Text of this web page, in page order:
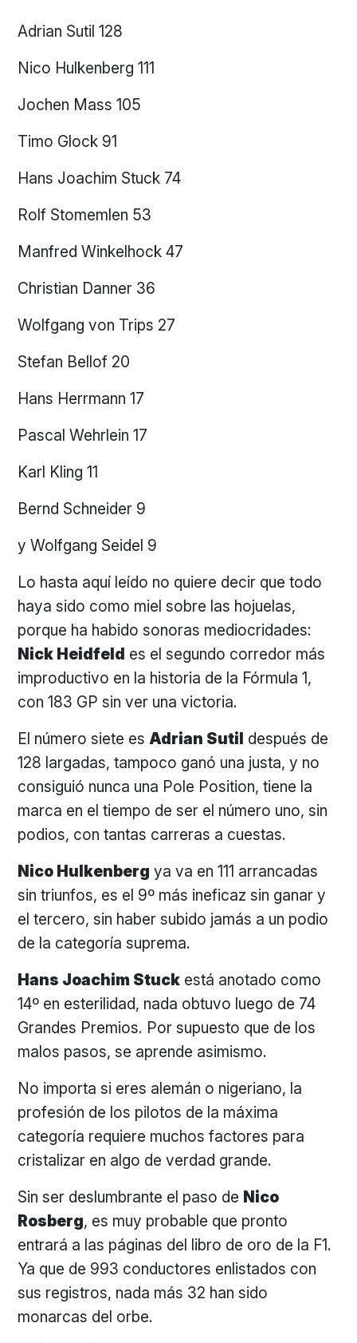
Adrian Sutil 128
Nico Hulkenberg 111
Jochen Mass 105
Timo Glock 91
Hans Joachim Stuck 74
Rolf Stomemlen 53
Manfred Winkelhock 47
Christian Danner 36
Wolfgang von Trips 27
Stefan Bellof 20
Hans Herrmann 17
Pascal Wehrlein 17
Karl Kling 11
Bernd Schneider 9
y Wolfgang Seidel 9
Lo hasta aquí leído no quiere decir que todo
haya sido como miel sobre las hojuelas,
porque ha habido sonoras mediocridades:
Nick Heidfeld es el segundo corredor más
improductivo en la historia de la Fórmula 1,
con 183 GP sin ver una victoria.
El número siete esAdrian Sutil después de
128 largadas, tampoco ganó una justa, y no
consiguió nunca una Pole Position, tiene la
marca en el tiempo de ser el número uno, sin
podios, con tantas carreras a cuestas.
Nico Hulkenberg ya va en 111 arrancadas
sin triunfos, es el 9º más ineficaz sin ganar y
el tercero, sin haber subido jamás a un podio
de la categoría suprema.
Hans Joachim Stuck está anotado como
14º en esterilidad, nada obtuvo luego de 74
Grandes Premios. Por supuesto que de los
malos pasos, se aprende asimismo.
No importa si eres alemán o nigeriano, la
profesión de los pilotos de la máxima
categoría requiere muchos factores para
cristalizar en algo de verdad grande.
Sin ser deslumbrante el paso de Nico
Rosberg, es muy probable que pronto
entrará a las páginas del libro de oro de la F1.
Ya que de 993 conductores enlistados con
sus registros, nada más 32 han sido
monarcas del orbe.